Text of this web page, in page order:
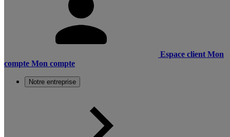
Espace client Mon
compte Mon compte
Notre entreprise